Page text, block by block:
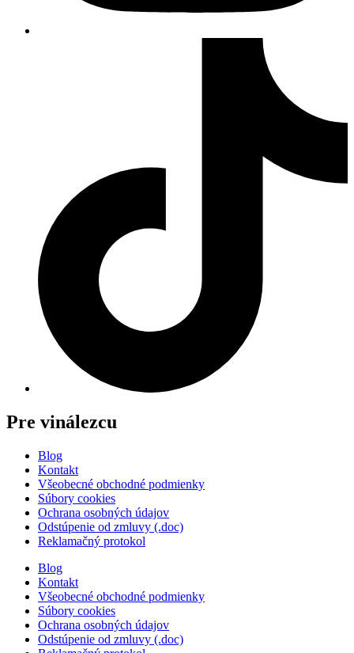
Pre vinálezcu
Blog
Kontakt
Všeobecné obchodné podmienky
Súbory cookies
Ochrana osobných údajov
Odstúpenie od zmluvy (.doc)
Reklamačný protokol
Blog
Kontakt
Všeobecné obchodné podmienky
Súbory cookies
Ochrana osobných údajov
Odstúpenie od zmluvy (.doc)